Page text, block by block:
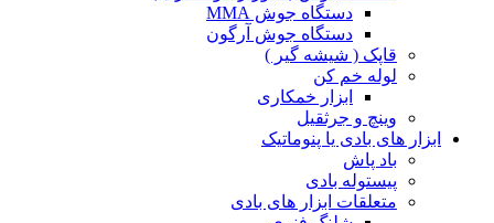
دستگاه جوش MMA
دستگاه جوش آرگون
قاپک ( شیشه گیر )
لوله خم کن
ابزار خمکاری
وینچ و جرثقیل
ابزار های بادی یا پنوماتیک
باد پاش
پیستوله بادی
متعلقات ابزار های بادی